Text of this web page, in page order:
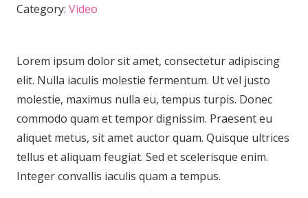
Category: Video
Lorem ipsum dolor sit amet, consectetur adipiscing
elit. Nulla iaculis molestie fermentum. Ut vel justo
molestie, maximus nulla eu, tempus turpis. Donec
commodo quam et tempor dignissim. Praesent eu
aliquet metus, sit amet auctor quam. Quisque ultrices
tellus et aliquam feugiat. Sed et scelerisque enim.
Integer convallis iaculis quam a tempus.